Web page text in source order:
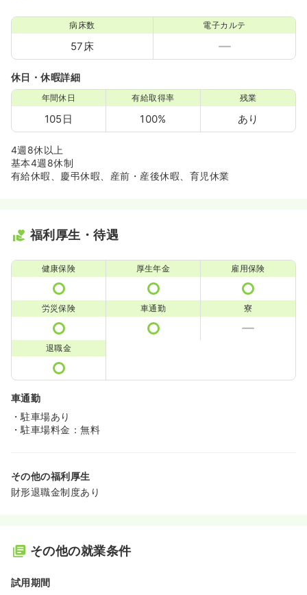
病床数
57床
電子カルテ
休日・休暇詳細
年間休日
105日
有給取得率
100%
残業
あり
4週8休以上
基本4週8休制
有給休暇、慶弔休暇、産前・産後休暇、育児休業
福利厚生・待遇
健康保険 厚生年金 雇用保険
労災保険 車通勤 寮
退職金
車通勤
・駐車場あり
・駐車場料金：無料
その他の福利厚生
財形退職金制度あり
その他の就業条件
試用期間